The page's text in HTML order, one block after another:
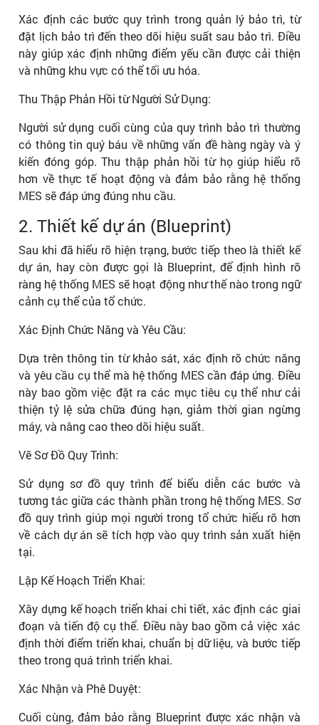
Xác định các bước quy trình trong quản lý bảo trì, từ
đặt lịch bảo trì đến theo dõi hiệu suất sau bảo trì. Điều
này giúp xác định những điểm yếu cần được cải thiện
và những khu vực có thể tối ưu hóa.
Thu Thập Phản Hồi từ Người Sử Dụng:
Người sử dụng cuối cùng của quy trình bảo trì thường
có thông tin quý báu về những vấn đề hàng ngày và ý
kiến đóng góp. Thu thập phản hồi từ họ giúp hiểu rõ
hơn về thực tế hoạt động và đảm bảo rằng hệ thống
MES sẽ đáp ứng đúng nhu cầu.
2. Thiết kế dự án (Blueprint)
Sau khi đã hiểu rõ hiện trạng, bước tiếp theo là thiết kế
dự án, hay còn được gọi là Blueprint, để định hình rõ
ràng hệ thống MES sẽ hoạt động như thế nào trong ngữ
cảnh cụ thể của tổ chức.
Xác Định Chức Năng và Yêu Cầu:
Dựa trên thông tin từ khảo sát, xác định rõ chức năng
và yêu cầu cụ thể mà hệ thống MES cần đáp ứng. Điều
này bao gồm việc đặt ra các mục tiêu cụ thể như cải
thiện tỷ lệ sửa chữa đúng hạn, giảm thời gian ngừng
máy, và nâng cao theo dõi hiệu suất.
Vẽ Sơ Đồ Quy Trình:
Sử dụng sơ đồ quy trình để biểu diễn các bước và
tương tác giữa các thành phần trong hệ thống MES. Sơ
đồ quy trình giúp mọi người trong tổ chức hiểu rõ hơn
về cách dự án sẽ tích hợp vào quy trình sản xuất hiện
tại.
Lập Kế Hoạch Triển Khai:
Xây dựng kế hoạch triển khai chi tiết, xác định các giai
đoạn và tiến độ cụ thể. Điều này bao gồm cả việc xác
định thời điểm triển khai, chuẩn bị dữ liệu, và bước tiếp
theo trong quá trình triển khai.
Xác Nhận và Phê Duyệt:
Cuối cùng, đảm bảo rằng Blueprint được xác nhận và